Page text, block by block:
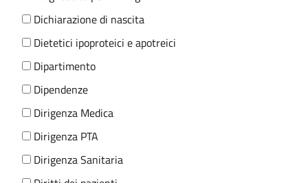
Dichiarazione di nascita
Dietetici ipoproteici e apotreici
Dipartimento
Dipendenze
Dirigenza Medica
Dirigenza PTA
Dirigenza Sanitaria